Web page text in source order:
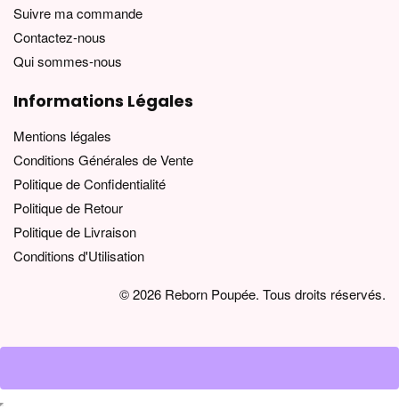
Suivre ma commande
Contactez-nous
Qui sommes-nous
Informations Légales
Mentions légales
Conditions Générales de Vente
Politique de Confidentialité
Politique de Retour
Politique de Livraison
Conditions d'Utilisation
© 2026 Reborn Poupée. Tous droits réservés.